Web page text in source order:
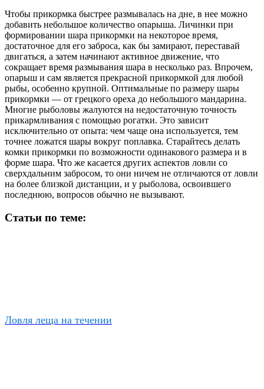
Чтобы прикормка быстрее размывалась на дне, в нее можно
добавить небольшое количество опарыша. Личинки при
формировании шара прикормки на некоторое время,
достаточное для его заброса, как бы замирают, переставай
двигаться, а затем начинают активное движение, что
сокращает время размывания шара в несколько раз. Впрочем,
опарыш и сам является прекрасной прикормкой для любой
рыбы, особенно крупной. Оптимальные по размеру шары
прикормки — от грецкого ореха до небольшого мандарина.
Многие рыболовы жалуются на недостаточную точность
прикармливания с помощью рогатки. Это зависит
исключительно от опыта: чем чаще она используется, тем
точнее ложатся шары вокруг поплавка. Старайтесь делать
комки прикормки по возможности одинакового размера и в
форме шара. Что же касается других аспектов ловли со
сверхдальним забросом, то они ничем не отличаются от ловли
на более близкой дистанции, и у рыболова, освоившего
последнюю, вопросов обычно не вызывают.
Статьи по теме:
Ловля леща на течении